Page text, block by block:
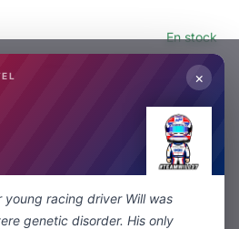
En stock
×
young racing driver Will was
genetic disorder. His only